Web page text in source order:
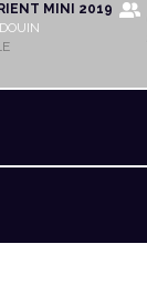
MINI 2019